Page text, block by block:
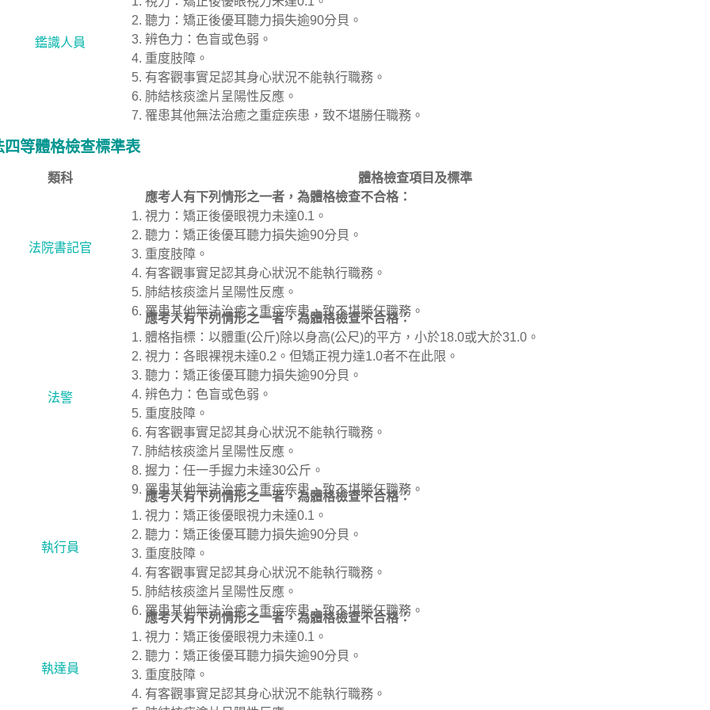
鑑識人員
聽力：矯正後優耳聽力損失逾90分貝。
辨色力：色盲或色弱。
重度肢障。
有客觀事實足認其身心狀況不能執行職務。
肺結核痰塗片呈陽性反應。
罹患其他無法治癒之重症疾患，致不堪勝任職務。
四等體格檢查標準表
類科 體格檢查項目及標準
法院書記官
應考人有下列情形之一者，為體格檢查不合格：
視力：矯正後優眼視力未達0.1。
聽力：矯正後優耳聽力損失逾90分貝。
重度肢障。
有客觀事實足認其身心狀況不能執行職務。
肺結核痰塗片呈陽性反應。
罹患其他無法治癒之重症疾患，致不堪勝任職務。
法警
應考人有下列情形之一者，為體格檢查不合格：
體格指標：以體重(公斤)除以身高(公尺)的平方，小於18.0或大於31.0。
視力：各眼裸視未達0.2。但矯正視力達1.0者不在此限。
聽力：矯正後優耳聽力損失逾90分貝。
辨色力：色盲或色弱。
重度肢障。
有客觀事實足認其身心狀況不能執行職務。
肺結核痰塗片呈陽性反應。
握力：任一手握力未達30公斤。
罹患其他無法治癒之重症疾患，致不堪勝任職務。
執行員
應考人有下列情形之一者，為體格檢查不合格：
視力：矯正後優眼視力未達0.1。
聽力：矯正後優耳聽力損失逾90分貝。
重度肢障。
有客觀事實足認其身心狀況不能執行職務。
肺結核痰塗片呈陽性反應。
罹患其他無法治癒之重症疾患，致不堪勝任職務。
執達員
應考人有下列情形之一者，為體格檢查不合格：
視力：矯正後優眼視力未達0.1。
聽力：矯正後優耳聽力損失逾90分貝。
重度肢障。
有客觀事實足認其身心狀況不能執行職務。